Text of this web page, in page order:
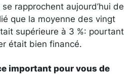
rapprochent aujourd’hui de
que la moyenne des vingt
supérieure à 3 %: pourtant
était bien financé.
important pour vous de